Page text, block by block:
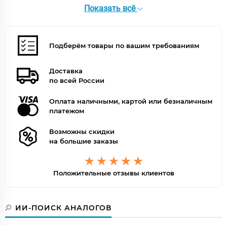
Внешнее исполнение
Дизайн
Оттенок
Цвет
Поверхность
Показать всё
Подберём товары по вашим требованиям
Доставка
по всей России
Оплата наличными, картой или безналичным
платежом
Возможны скидки
на большие заказы
Положительные отзывы клиентов
ИИ-ПОИСК АНАЛОГОВ